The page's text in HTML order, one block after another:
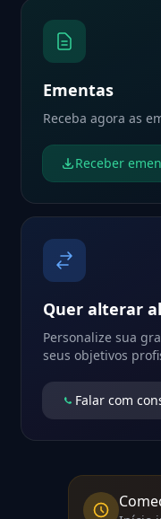
Ementas
Receba agora as
Receber
Quer alterar
Personalize sua
seus objetivos
Falar com